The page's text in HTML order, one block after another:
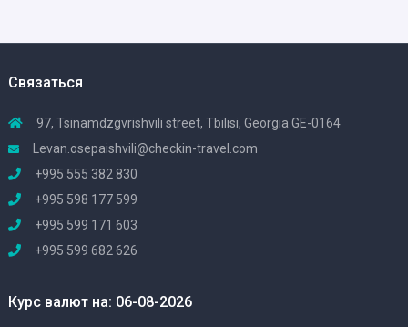
Связаться
97, Tsinamdzgvrishvili street, Tbilisi, Georgia GE-0164
Levan.osepaishvili@checkin-travel.com
+995 555 382 830
+995 598 177 599
+995 599 171 603
+995 599 682 626
Курс валют на: 06-08-2026